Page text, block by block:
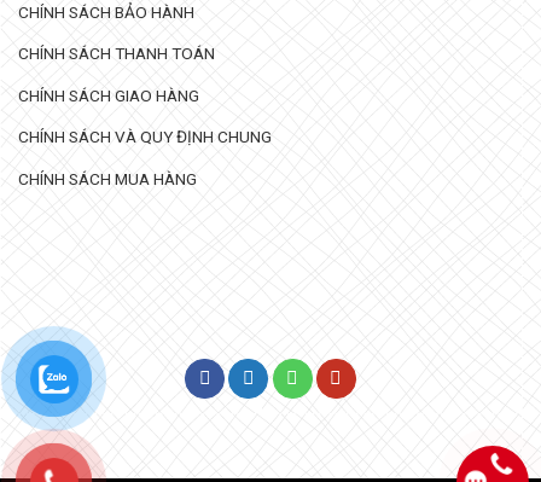
CHÍNH SÁCH BẢO HÀNH
CHÍNH SÁCH THANH TOÁN
CHÍNH SÁCH GIAO HÀNG
CHÍNH SÁCH VÀ QUY ĐỊNH CHUNG
CHÍNH SÁCH MUA HÀNG